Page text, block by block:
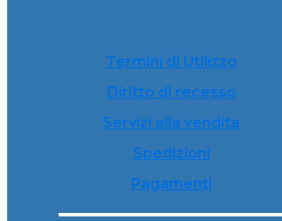
Termini di Utilizzo
Diritto di recesso
Servizi alla vendita
Spedizioni
Pagamenti